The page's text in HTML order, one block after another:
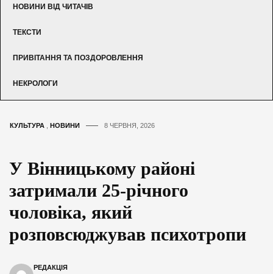
НОВИНИ ВІД ЧИТАЧІВ
ТЕКСТИ
ПРИВІТАННЯ ТА ПОЗДОРОВЛЕННЯ
НЕКРОЛОГИ
КУЛЬТУРА НОВИНИ 8 ЧЕРВНЯ, 2026
У Вінницькому районі
затримали 25-річного
чоловіка, який
розповсюджував психотропи
РЕДАКЦІЯ